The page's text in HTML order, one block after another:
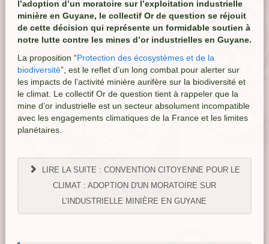
l’adoption d’un moratoire sur l’exploitation industrielle
minière en Guyane, le collectif Or de question se réjouit
de cette décision qui représente un formidable soutien à
notre lutte contre les mines d’or industrielles en Guyane.
La proposition “Protection des écosystèmes et de la
biodiversité”, est le reflet d’un long combat pour alerter sur
les impacts de l’activité minière aurifère sur la biodiversité et
le climat. Le collectif Or de question tient à rappeler que la
mine d’or industrielle est un secteur absolument incompatible
avec les engagements climatiques de la France et les limites
planétaires.
LIRE LA SUITE : CONVENTION CITOYENNE POUR LE
CLIMAT : ADOPTION D'UN MORATOIRE SUR
L’INDUSTRIELLE MINIÈRE EN GUYANE